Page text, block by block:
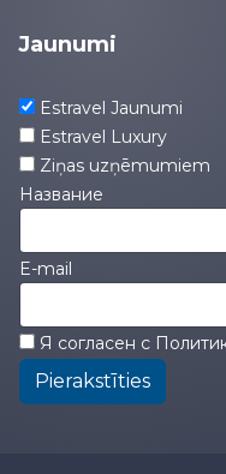
Jaunumi
Estravel Jaunumi
Estravel Luxury
Ziņas uzņēmumiem
Название
E-mail
Я согласен с
Pierakstīties